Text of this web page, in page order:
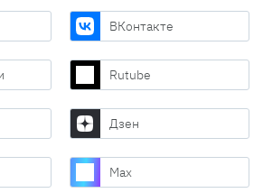
ВКонтакте
Rutube
Дзен
Max